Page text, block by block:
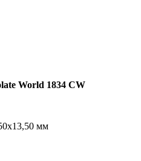
World 1834 CW
мм